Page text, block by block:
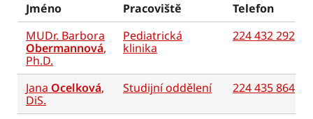
Jméno Pracoviště Telefon
MUDr. Barbora
Obermannová,
Ph.D.
Pediatrická
klinika
224 432 292
Jana Ocelková,
DiS.
Studijní oddělení 224 435 864